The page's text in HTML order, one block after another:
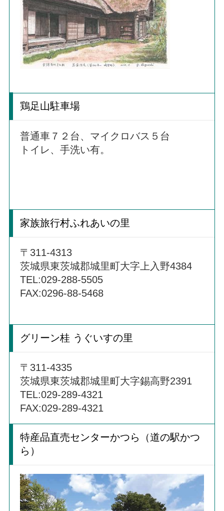
鶏足山駐車場
普通車７２台、マイクロバス５台
トイレ、手洗い有。
家族旅行村ふれあいの里
〒311-4313
茨城県東茨城郡城里町大字上入野4384
TEL:029-288-5505
FAX:0296-88-5468
グリーン桂 うぐいすの里
〒311-4335
茨城県東茨城郡城里町大字錫高野2391
TEL:029-289-4321
FAX:029-289-4321
特産品直売センターかつら（道の駅かつ
ら）